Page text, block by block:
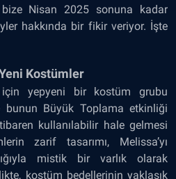
bize Nisan 2025 sonuna kadar
hakkında bir fikir veriyor. İşte
Kostümler
için yepyeni bir kostüm grubu
bunun Büyük Toplama etkinliği
kullanılabilir hale gelmesi
zarif tasarımı, Melissa’yı
mistik bir varlık olarak
kostüm bedellerinin yaklaşık